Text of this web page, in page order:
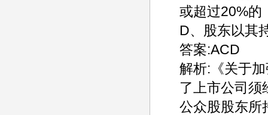
或超过20%的
D、股东以其
答案:ACD
解析:《关于
了上市公司须
公众股股东所